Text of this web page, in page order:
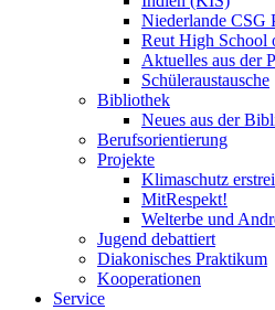
Niederlande CSG
Reut High School
Aktuelles aus der
Schüleraustausche
Bibliothek
Neues aus der
Berufsorientierung
Projekte
Klimaschutz
MitRespekt!
Welterbe und
Jugend debattiert
Diakonisches Praktikum
Kooperationen
Service